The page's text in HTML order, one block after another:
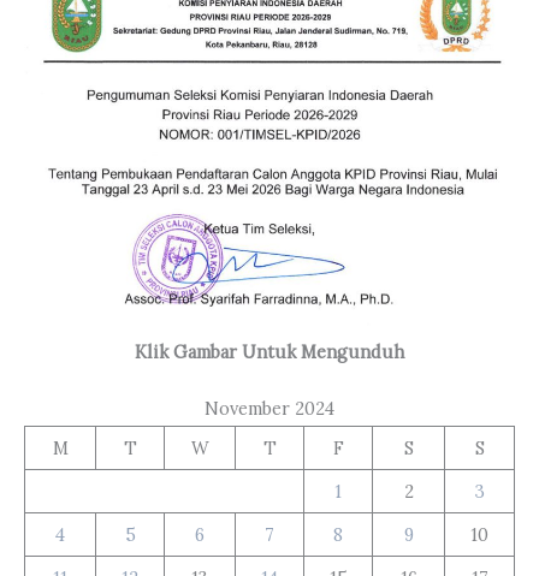
Klik Gambar Untuk Mengunduh
November 2024
M
T W T F S
S
1
2
3
4
5 6 7 8 9
10